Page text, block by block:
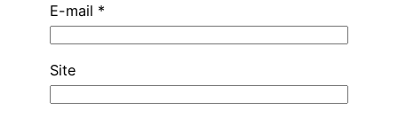
E-mail *
Site